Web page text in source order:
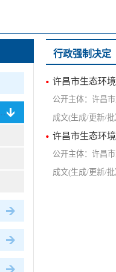
行政强制决定
许昌市生态环
许昌
许昌市生态环
许昌